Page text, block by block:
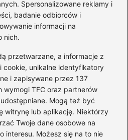
Spersonalizowane reklamy i
badanie odbiorców i
informacji na
nich.
przetwarzane, a informacje z
cookie, unikalne identyfikatory
i zapisywane przez 137
wymogi TFC oraz partnerów
Mogą też być
witrynę lub aplikację. Niektórzy
Twoje dane osobowe na
interesu. Możesz się na to nie
spółek
Budka: odkryj kulisy
fascynującej kariery
fakty o
Tuska: W